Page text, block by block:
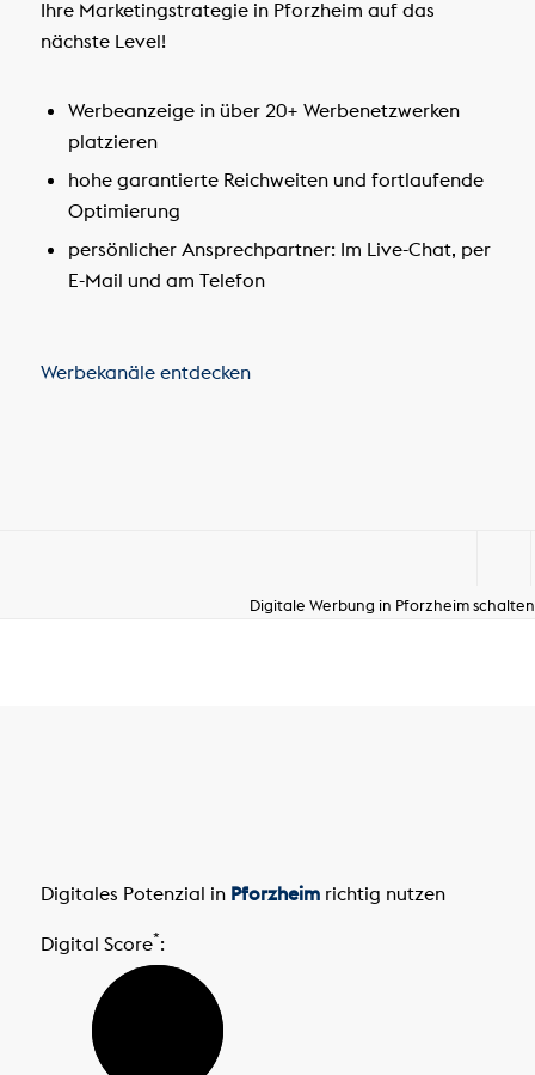
Ihre Marketingstrategie in Pforzheim auf das
nächste Level!
Werbeanzeige in über 20+ Werbenetzwerken
platzieren
hohe garantierte Reichweiten und fortlaufende
Optimierung
persönlicher Ansprechpartner: Im Live-Chat, per
E-Mail und am Telefon
Werbekanäle entdecken
Digitale Werbung in Pforzheim schalten
Digitales Potenzial in Pforzheimrichtig nutzen
Digital Score*: